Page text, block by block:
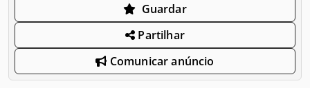
Guardar
Partilhar
Comunicar anúncio